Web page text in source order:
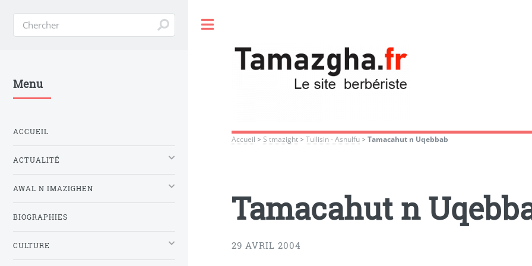
Accueil > S tmazight>Tullisin - Asnulfu>Tamacahut n Uqebbab
Tamacahut n
29 AVRIL 2004
Menu
ACCUEIL
ACTUALITÉ
AWAL N IMAZIGHEN
BIOGRAPHIES
CULTURE